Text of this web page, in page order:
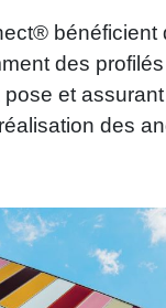
bénéficient
des
et
des